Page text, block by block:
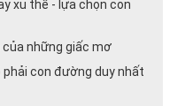
xu thế - lựa chọn con
của những giấc mơ
phải con đường duy nhất